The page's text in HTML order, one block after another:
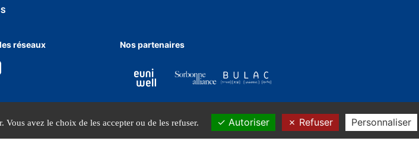
avez le choix de les accepter ou de les refuser.
Autoriser Refuser Personnaliser
réseaux Nos partenaires
DONNÉES PERSONNELLES